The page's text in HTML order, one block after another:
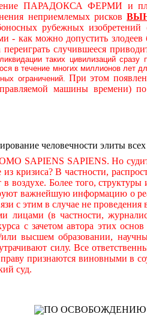
ПАРАДОКСА ФЕРМИ и
неприемлемых рисков
рубежных
- как можно допустить
случившееся
ликвидации таких цивилизаций
в течение многих миллионов лет
ограничений. При этом
машины времени) по
человечности элиты
SAPIENS SAPIENS. Но
из кризиса? В частности,
в воздухе. Более того,
важнейшую информацию о
с этим в случае не
лицами (в частности,
с зачетом автора этих
высшем образовании,
силу. Все
признаются виновными в
суд.
ПО ОСВОБОЖДЕНИЮ